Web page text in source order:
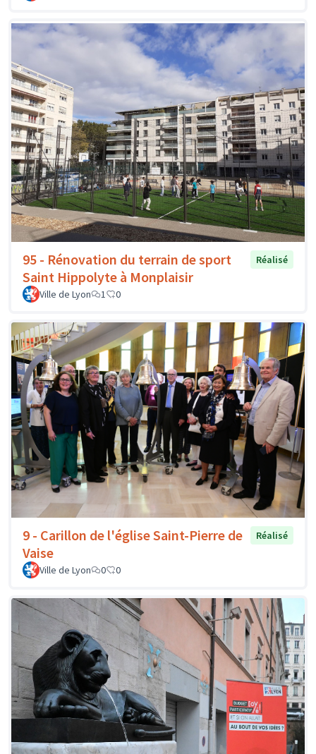
95 - Rénovation du terrain de sport
Saint Hippolyte à Monplaisir
Réalisé
Ville de Lyon 1 0
9 - Carillon de l'église Saint-Pierre de
Vaise
Réalisé
Ville de Lyon 0 0